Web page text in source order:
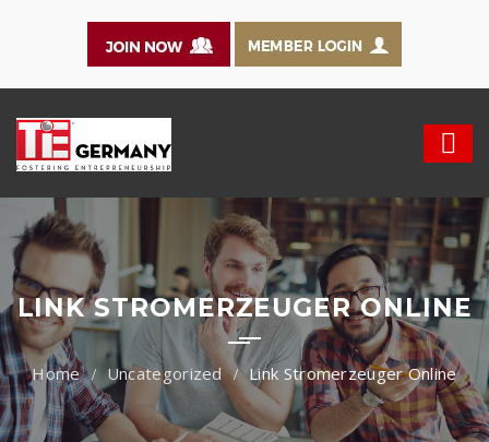
LINK STROMERZEUGER ONLINE
Uncategorized Link Stromerzeuger Online